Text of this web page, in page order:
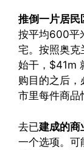
推倒一片居民
按平均600平
宅。按照奥克
始干，$41m
购目的之后，
市里每件商品
去已建成的商
一个选项。可